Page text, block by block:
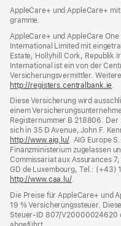
AppleCare+ und AppleCare+
gramme.
AppleCare+ und AppleCare
International Limited mit
Estate, Hollyhill Cork, Republik
International ist ein von der
Versicherungsvermittler.
http://registers.centralbank.ie
Diese Versicherung wird
einem
Registernummer B 218806.
sich in 35 D Avenue, John F.
http://www.aig.lu/(Öffnet
ein
neues
Fenster)
. AIG Europe
Finanzministerium zugelassen
Commissariat aux Assurances
GD de Luxembourg, Tel.: (+43)
http://www.caa.lu/(Öffnet
neues
Fenster)
.
Die Preise für AppleCare+ und
19 % Versicherungssteuer.
Steuer‑ID 807/V20000024620